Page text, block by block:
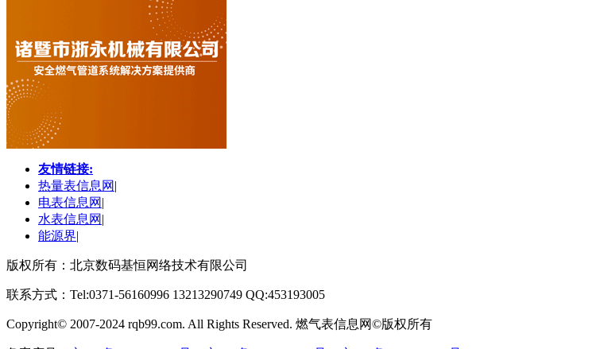
友情链接:
热量表信息网 |
电表信息网 |
水表信息网 |
能源界|
版权所有：北京数码基恒网络技术有限公司
联系方式：Tel:0371-56160996 13213290749 QQ:453193005
Copyright© 2007-2024 rqb99.com. All Rights Reserved. 燃气表信息网©版权所有